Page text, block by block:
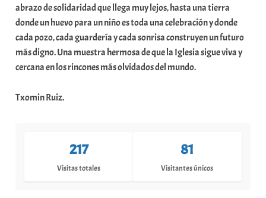
abrazo de solidaridad que llega muy lejos, hasta una tierra
donde un huevo para un niño es toda una celebración y donde
cada pozo, cada guardería y cada sonrisa construyen un futuro
más digno. Una muestra hermosa de que la Iglesia sigue viva y
cercana en los rincones más olvidados del mundo.
Txomin Ruiz.
217
Visitas totales
81
Visitantes únicos